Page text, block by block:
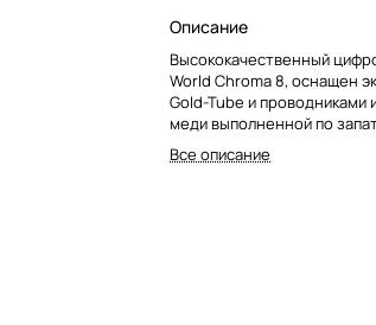
Описание
Высококачественный
World Chroma 8, оснащен
Gold-Tube и проводниками
меди выполненной по
Все описание